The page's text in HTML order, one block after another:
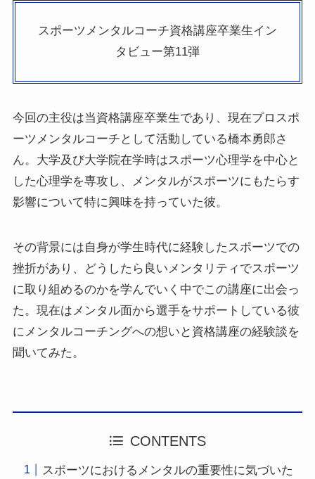
スポーツメンタルコーチ資格講座卒業生イン
タビュー第11弾
今回の主役は当資格講座卒業生であり、現在プロスポ
ーツメンタルコーチとして活動している橋本勇郎さ
ん。大学及び大学院在学時はスポーツ心理学を中心と
した心理学を専攻し、メンタルがスポーツにもたらす
影響について特に興味を持っていた彼。
その背景には自身が学生時代に経験したスポーツでの
挫折があり、どうしたら良いメンタリティでスポーツ
に取り組めるのかを学んでいく中でこの講座に出会っ
た。現在はメンタル面から選手をサポートしている彼
にメンタルコーチングへの想いと資格講座の経験談を
聞いてみた。
CONTENTS
スポーツにおけるメンタルの重要性に気づいた